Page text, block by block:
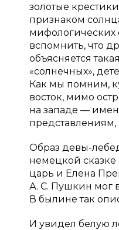
золотые
признаком
мифологических
вспомнить, что
объясняется
«солнечных»,
Как мы помним,
восток, мимо
на западе —
представлениям,
Образ девы-
немецкой сказке
царь и Елена
А. С. Пушкин мог
В былине так
И увидел белую